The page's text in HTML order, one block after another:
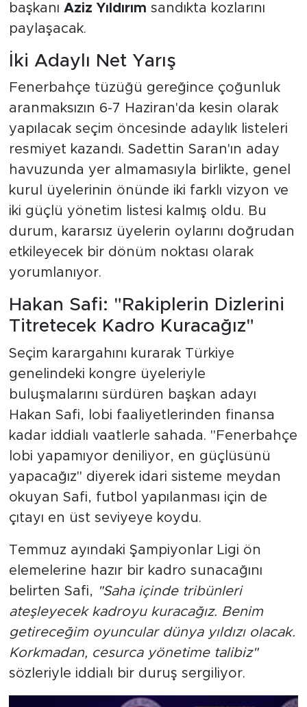
başkanı Aziz Yıldırım sandıkta kozlarını
paylaşacak.
İki Adaylı Net Yarış
Fenerbahçe tüzüğü gereğince çoğunluk
aranmaksızın 6-7 Haziran'da kesin olarak
yapılacak seçim öncesinde adaylık listeleri
resmiyet kazandı. Sadettin Saran'ın aday
havuzunda yer almamasıyla birlikte, genel
kurul üyelerinin önünde iki farklı vizyon ve
iki güçlü yönetim listesi kalmış oldu. Bu
durum, kararsız üyelerin oylarını doğrudan
etkileyecek bir dönüm noktası olarak
yorumlanıyor.
Hakan Safi: "Rakiplerin Dizlerini
Titretecek Kadro Kuracağız"
Seçim karargahını kurarak Türkiye
genelindeki kongre üyeleriyle
buluşmalarını sürdüren başkan adayı
Hakan Safi, lobi faaliyetlerinden finansa
kadar iddialı vaatlerle sahada. "Fenerbahçe
lobi yapamıyor deniliyor, en güçlüsünü
yapacağız" diyerek idari sisteme meydan
okuyan Safi, futbol yapılanması için de
çıtayı en üst seviyeye koydu.
Temmuz ayındaki Şampiyonlar Ligi ön
elemelerine hazır bir kadro sunacağını
belirten Safi, "Saha içinde tribünleri
ateşleyecek kadroyu kuracağız. Benim
getireceğim oyuncular dünya yıldızı olacak.
Korkmadan, cesurca yönetime talibiz"
sözleriyle iddialı bir duruş sergiliyor.